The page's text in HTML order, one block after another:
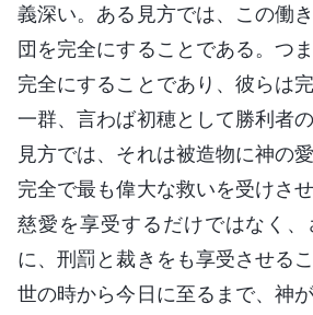
義深い。ある見方では、この働
団を完全にすることである。つ
完全にすることであり、彼らは
一群、言わば初穂として勝利者
見方では、それは被造物に神の
完全で最も偉大な救いを受けさ
慈愛を享受するだけではなく、
に、刑罰と裁きをも享受させる
世の時から今日に至るまで、神